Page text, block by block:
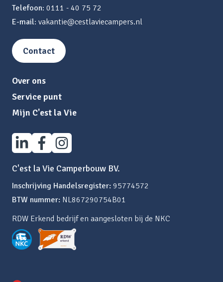
Telefoon: 0111 - 40 75 72
E-mail: vakantie@cestlaviecampers.nl
Contact
Over ons
Service punt
Mijn C'est la Vie
C'est la Vie Camperbouw BV.
Inschrijving Handelsregister: 95774572
BTW nummer: NL867290754B01
RDW Erkend bedrijf en aangesloten bij de NKC